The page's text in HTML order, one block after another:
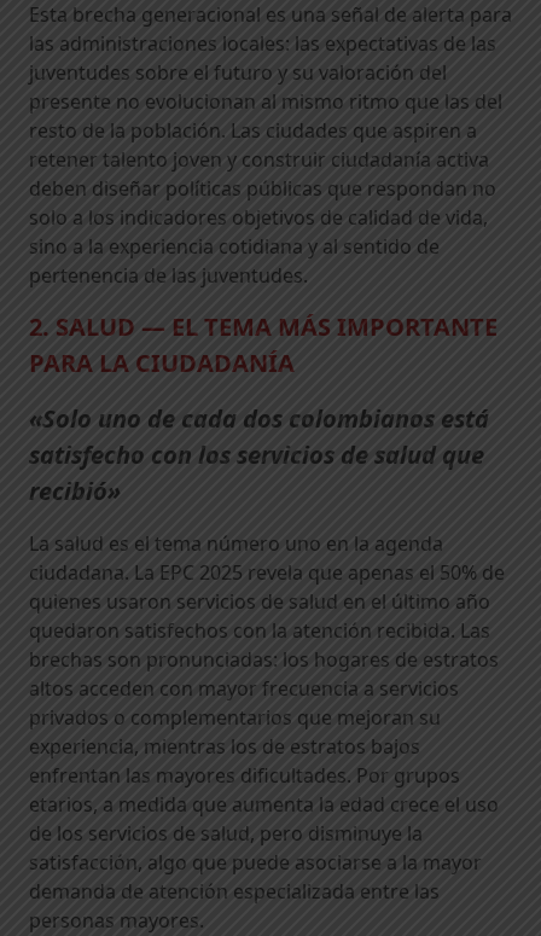
Esta brecha generacional es una señal de alerta para
las administraciones locales: las expectativas de las
juventudes sobre el futuro y su valoración del
presente no evolucionan al mismo ritmo que las del
resto de la población. Las ciudades que aspiren a
retener talento joven y construir ciudadanía activa
deben diseñar políticas públicas que respondan no
solo a los indicadores objetivos de calidad de vida,
sino a la experiencia cotidiana y al sentido de
pertenencia de las juventudes.
2. SALUD — EL TEMA MÁS IMPORTANTE
PARA LA CIUDADANÍA
«Solo uno de cada dos colombianos está
satisfecho con los servicios de salud que
recibió»
La salud es el tema número uno en la agenda
ciudadana. La EPC 2025 revela que apenas el 50% de
quienes usaron servicios de salud en el último año
quedaron satisfechos con la atención recibida. Las
brechas son pronunciadas: los hogares de estratos
altos acceden con mayor frecuencia a servicios
privados o complementarios que mejoran su
experiencia, mientras los de estratos bajos
enfrentan las mayores dificultades. Por grupos
etarios, a medida que aumenta la edad crece el uso
de los servicios de salud, pero disminuye la
satisfacción, algo que puede asociarse a la mayor
demanda de atención especializada entre las
personas mayores.